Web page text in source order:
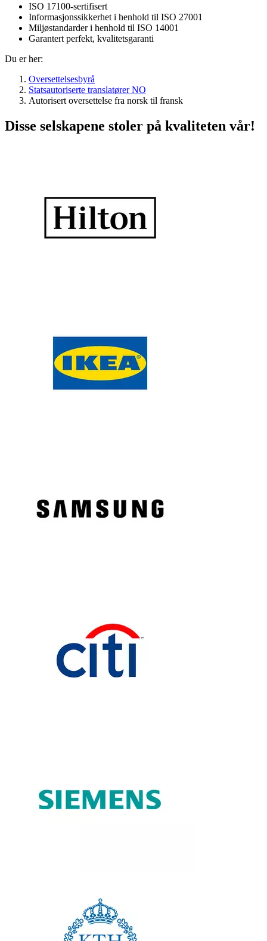
ISO 17100-sertifisert
Informasjonssikkerhet i henhold til ISO 27001
Miljøstandarder i henhold til ISO 14001
Garantert perfekt, kvalitetsgaranti
Du er her:
Oversettelsesbyrå
Statsautoriserte translatører NO
Autorisert oversettelse fra norsk til fransk
Disse selskapene stoler på kvaliteten vår!